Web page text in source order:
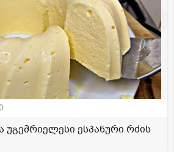
უგემრიელესი ესპანური რძის